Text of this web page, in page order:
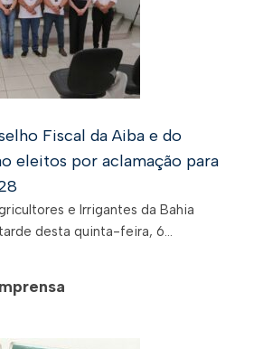
Fiscal da Aiba e do
eleitos por aclamação para
e Irrigantes da Bahia
desta quinta-feira, 6...